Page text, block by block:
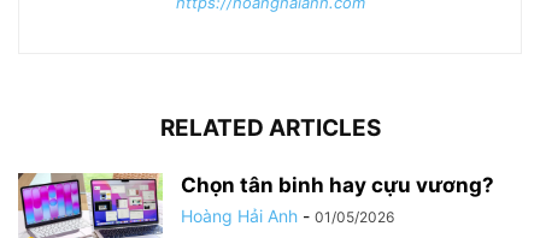
RELATED ARTICLES
Chọn tân binh hay cựu vương?
Hoàng Hải Anh - 01/05/2026